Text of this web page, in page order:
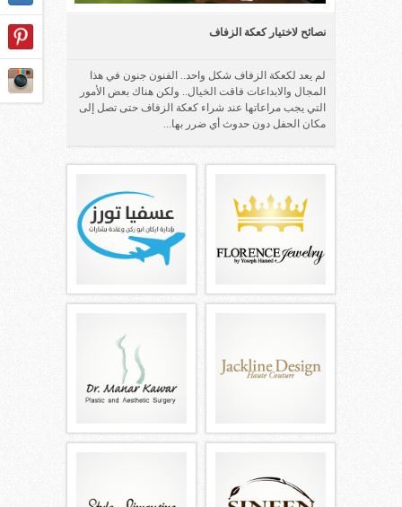
نصائح لاختيار كعكة الزفاف
لم يعد لكعكة الزفاف شكل واحد.. الفنون جنون في هذا
المجال والابداعات فاقت الخيال.. ولكن هناك بعض الأمور
التي يجب مراعاتها عند شراء كعكة الزفاف حتى تصل إلى
مكان الحفل دون حدوث أي ضرر بها...